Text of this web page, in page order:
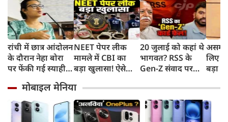
रांची में छात्र आंदोलन
के दौरान नेहा बोरा
पर फेंकी गई स्याही,
पेलेट से नहीं डरे, इससे
भी नहीं डरेंगे
NEET पेपर लीक
मामले में CBI का
बड़ा खुलासा! ऐसे
हैरान करने वाला
तरीका आया सामने
20 जुलाई को कहां थे
भागवत? RSS के
Gen-Z संवाद पर
हमला, बोले- अब
बहुत देर हो गई!
असम
लिए
बड़ा
रुपए
मोबाइल मेनिया